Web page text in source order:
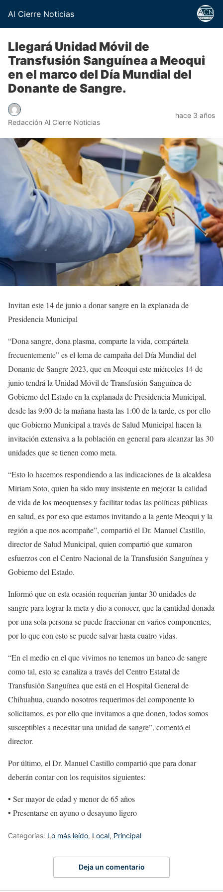
Al Cierre Noticias
Llegará Unidad Móvil de
Transfusión Sanguínea a Meoqui
en el marco del Día Mundial del
Donante de Sangre.
Redacción Al Cierre Noticias
hace 3 años
Invitan este 14 de junio a donar sangre en la explanada de
Presidencia Municipal
“Dona sangre, dona plasma, comparte la vida, compártela
frecuentemente” es el lema de campaña del Día Mundial del
Donante de Sangre 2023, que en Meoqui este miércoles 14 de
junio tendrá la Unidad Móvil de Transfusión Sanguínea de
Gobierno del Estado en la explanada de Presidencia Municipal,
desde las 9:00 de la mañana hasta las 1:00 de la tarde, es por ello
que Gobierno Municipal a través de Salud Municipal hacen la
invitación extensiva a la población en general para alcanzar las 30
unidades que se tienen como meta.
“Esto lo hacemos respondiendo a las indicaciones de la alcaldesa
Miriam Soto, quien ha sido muy insistente en mejorar la calidad
de vida de los meoquenses y facilitar todas las políticas públicas
en salud, es por eso que estamos invitando a la gente Meoqui y la
región a que nos acompañe”, compartió el Dr. Manuel Castillo,
director de Salud Municipal, quien compartió que sumaron
esfuerzos con el Centro Nacional de la Transfusión Sanguínea y
Gobierno del Estado.
Informó que en esta ocasión requerían juntar 30 unidades de
sangre para lograr la meta y dio a conocer, que la cantidad donada
por una sola persona se puede fraccionar en varios componentes,
por lo que con esto se puede salvar hasta cuatro vidas.
“En el medio en el que vivimos no tenemos un banco de sangre
como tal, esto se canaliza a través del Centro Estatal de
Transfusión Sanguínea que está en el Hospital General de
Chihuahua, cuando nosotros requerimos del componente lo
solicitamos, es por ello que invitamos a que donen, todos somos
susceptibles a necesitar una unidad de sangre”, comentó el
director.
Por último, el Dr. Manuel Castillo compartió que para donar
deberán contar con los requisitos siguientes:
• Ser mayor de edad y menor de 65 años
• Presentarse en ayuno o desayuno ligero
Categorías: Lo más leído, Local, Principal
Deja un comentario